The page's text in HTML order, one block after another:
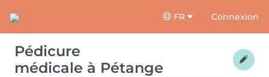
FR Connexion
Pédicure
médicale à Pétange